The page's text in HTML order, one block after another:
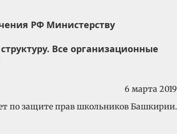
РФ Министерству
Все организационные
6 марта 2019
по защите прав школьников Башкирии.